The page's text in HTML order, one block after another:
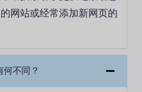
网站或经常添加新网页的
不同？